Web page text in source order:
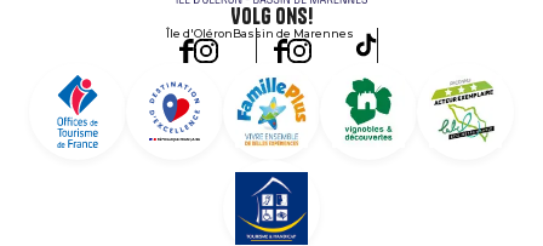
Volg ons!
Île d'OléronBassin de Marennes